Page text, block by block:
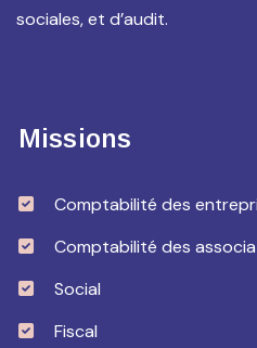
sociales, et d’audit.
Missions
Comptabilité des
Comptabilité des
Social
Fiscal